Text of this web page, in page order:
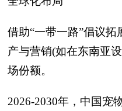
借助“一带一路”倡议
产与营销(如在东南亚
场份额。
2026-2030年，中国宠